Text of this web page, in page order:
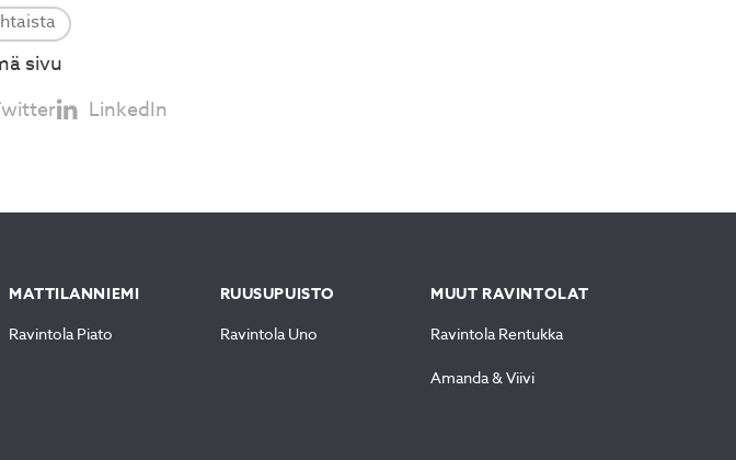
sivu
LinkedIn
MATTILANNIEMI
Ravintola Piato
RUUSUPUISTO
Ravintola Uno
MUUT RAVINTOLAT
Ravintola Rentukka
Amanda & Viivi